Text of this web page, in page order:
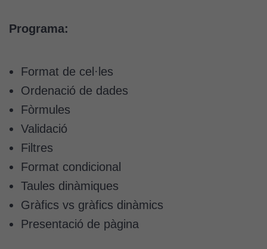
Programa:
Format de cel·les
Ordenació de dades
Fòrmules
Validació
Filtres
Format condicional
Taules dinàmiques
Gràfics vs gràfics dinàmics
Presentació de pàgina